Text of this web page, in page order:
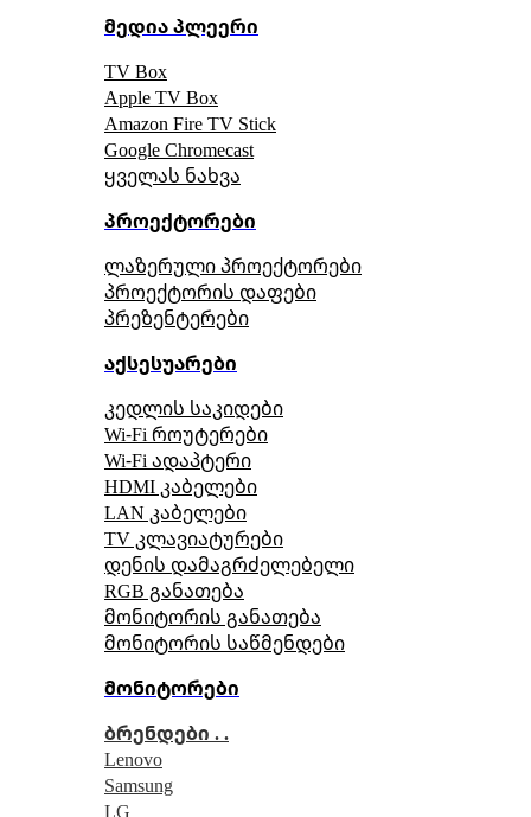
მედია პლეერი
TV Box
Apple TV Box
Amazon Fire TV Stick
Google Chromecast
ყველას ნახვა
პროექტორები
ლაზერული პროექტორები
პროექტორის დაფები
პრეზენტერები
აქსესუარები
კედლის საკიდები
Wi-Fi როუტერები
Wi-Fi ადაპტერი
HDMI კაბელები
LAN კაბელები
TV კლავიატურები
დენის დამაგრძელებელი
RGB განათება
მონიტორის განათება
მონიტორის საწმენდები
მონიტორები
ბრენდები . .
Lenovo
Samsung
LG